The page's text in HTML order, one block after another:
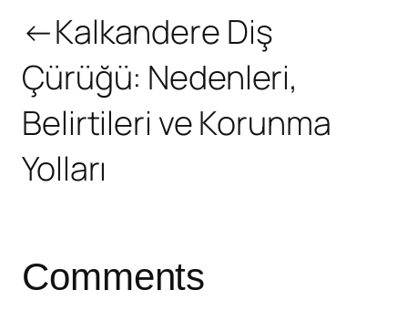
←Kalkandere Diş
Çürüğü: Nedenleri,
Belirtileri ve Korunma
Yolları
Comments